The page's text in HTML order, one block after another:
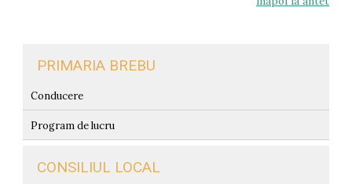
PRIMARIA BREBU
Conducere
Program de lucru
CONSILIUL LOCAL